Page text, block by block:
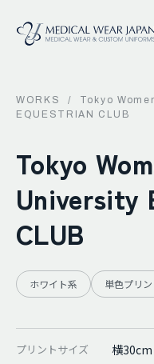
WORKS / Tokyo
EQUESTRIAN CLUB
Tokyo
University
CLUB
ホワイト系 単色プリン
プリントサイズ 横